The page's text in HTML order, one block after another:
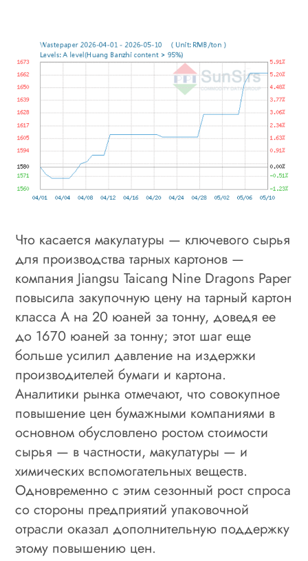
Что касается макулатуры — ключевого сырья
для производства тарных картонов —
компания Jiangsu Taicang Nine Dragons Paper
повысила закупочную цену на тарный картон
класса А на 20 юаней за тонну, доведя ее
до 1670 юаней за тонну; этот шаг еще
больше усилил давление на издержки
производителей бумаги и картона.
Аналитики рынка отмечают, что совокупное
повышение цен бумажными компаниями в
основном обусловлено ростом стоимости
сырья — в частности, макулатуры — и
химических вспомогательных веществ.
Одновременно с этим сезонный рост спроса
со стороны предприятий упаковочной
отрасли оказал дополнительную поддержку
этому повышению цен.